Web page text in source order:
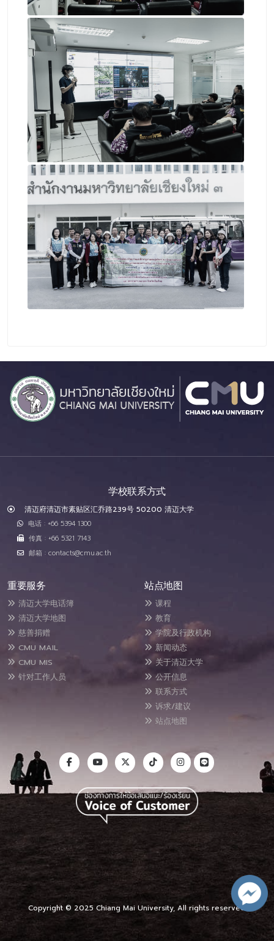
学校联系方式
清迈府清迈市素贴区汇乔路239号 50200 清迈大学
电话 : +66 5394 1300
传真 : +66 5321 7143
邮箱 : contacts@cmu.ac.th
重要服务
清迈大学电话簿
清迈大学地图
慈善捐赠
CMU MAIL
CMU MIS
针对工作人员
站点地图
课程
教育
学院及行政机构
新闻动态
关于清迈大学
公开信息
联系方式
诉求/建议
站点地图
Copyright © 2025 Chiang Mai University, All rights reserved.